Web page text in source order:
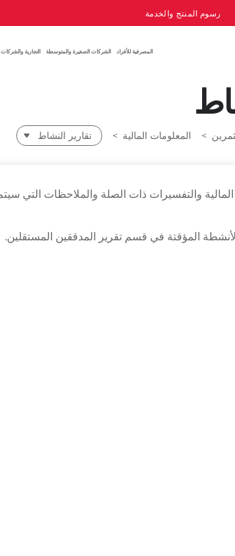
رسوم المنتج والخدمة
التجارية والشركات الشركات الصغيرة والمتوسطة المصرفية للأفراد
المعلومات المالية تقارير النشاط
المؤقتة في قسم تقرير المدققين المستقلين.